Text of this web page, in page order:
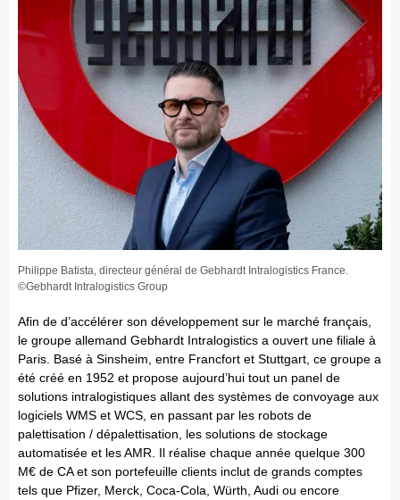
Philippe Batista, directeur général de Gebhardt Intralogistics France.
©Gebhardt Intralogistics Group
Afin de d’accélérer son développement sur le marché français,
le groupe allemand Gebhardt Intralogistics a ouvert une filiale à
Paris. Basé à Sinsheim, entre Francfort et Stuttgart, ce groupe a
été créé en 1952 et propose aujourd’hui tout un panel de
solutions intralogistiques allant des systèmes de convoyage aux
logiciels WMS et WCS, en passant par les robots de
palettisation / dépalettisation, les solutions de stockage
automatisée et les AMR. Il réalise chaque année quelque 300
M€ de CA et son portefeuille clients inclut de grands comptes
tels que Pfizer, Merck, Coca-Cola, Würth, Audi ou encore